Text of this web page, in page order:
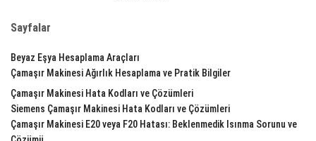
Sayfalar
Beyaz Eşya Hesaplama Araçları
Çamaşır Makinesi Ağırlık Hesaplama ve Pratik Bilgiler
Çamaşır Makinesi Hata Kodları ve Çözümleri
Siemens Çamaşır Makinesi Hata Kodları ve Çözümleri
Çamaşır Makinesi E20 veya F20 Hatası: Beklenmedik Isınma Sorunu ve